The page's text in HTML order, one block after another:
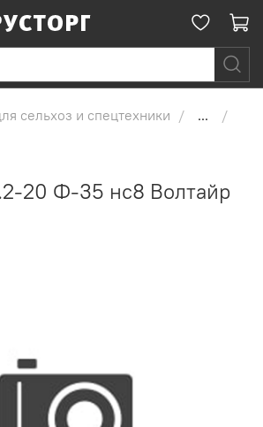
сельхоз и спецтехники
...
20 Ф-35 нс8 Волтайр